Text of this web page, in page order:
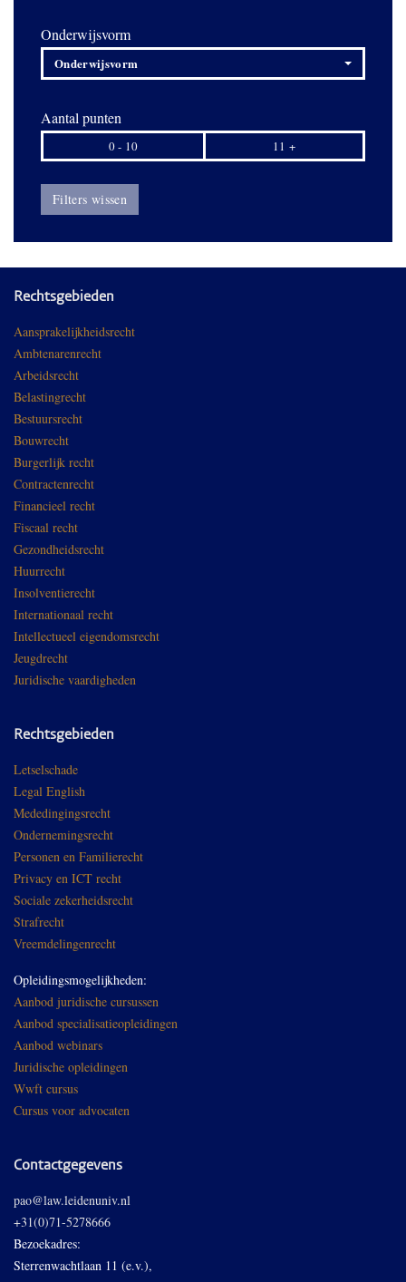
Onderwijsvorm
Onderwijsvorm
Aantal punten
0 - 10 11 +
Filters wissen
Rechtsgebieden
Aansprakelijkheidsrecht
Ambtenarenrecht
Arbeidsrecht
Belastingrecht
Bestuursrecht
Bouwrecht
Burgerlijk recht
Contractenrecht
Financieel recht
Fiscaal recht
Gezondheidsrecht
Huurrecht
Insolventierecht
Internationaal recht
Intellectueel eigendomsrecht
Jeugdrecht
Juridische vaardigheden
Rechtsgebieden
Letselschade
Legal English
Mededingingsrecht
Ondernemingsrecht
Personen en Familierecht
Privacy en ICT recht
Sociale zekerheidsrecht
Strafrecht
Vreemdelingenrecht
Opleidingsmogelijkheden:
Aanbod juridische cursussen
Aanbod specialisatieopleidingen
Aanbod webinars
Juridische opleidingen
Wwft cursus
Cursus voor advocaten
Contactgegevens
pao@law.leidenuniv.nl
+31(0)71-5278666
Bezoekadres:
Sterrenwachtlaan 11 (e.v.),